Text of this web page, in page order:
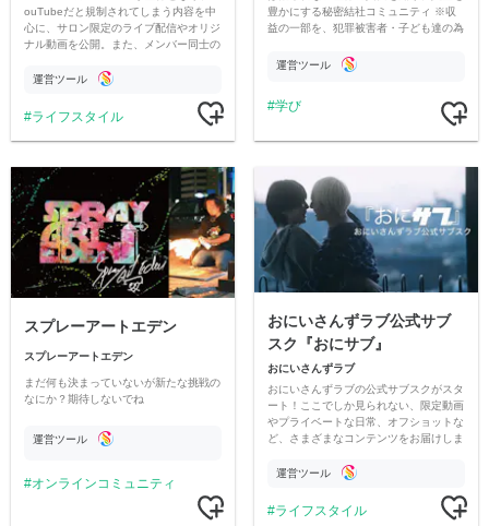
ouTubeだと規制されてしまう内容を中
心に、サロン限定のライブ配信やオリジ
ナル動画を公開。また、メンバー同士の
ただいています。
運営ツール
ライフスタイル
豊かにする秘密結社コミュニティ ※収
益の一部を、犯罪被害者・子ども達の為
す運営ツール
学び
スプレーアートエデン
スプレーアートエデン
まだ何も決まっていないが新たな挑戦の
なにか？期待しないでね
運営ツール
オンラインコミュニティ
おにいさんずラブ公式サブ
スク『おにサブ』
おにいさんずラブ
おにいさんずラブの公式サブスクがスタ
ート！ここでしか見られない、限定動画
やプライベートな日常、オフショットな
ど、さまざまなコンテンツをお届けしま
運営ツール
ライフスタイル